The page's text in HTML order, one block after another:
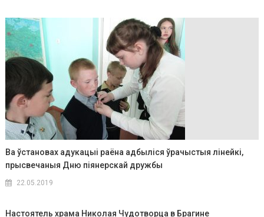
Ва ўстановах адукацыi раёна адбыліся ўрачыстыя лiнейкi,
прысвечаныя Дню пiянерскай дружбы
22.05.2019
Настоятель храма Николая Чудотворца в Брагине